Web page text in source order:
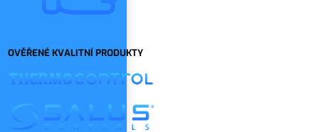
OVĚŘENÉ KVALITNÍ PRODUKTY